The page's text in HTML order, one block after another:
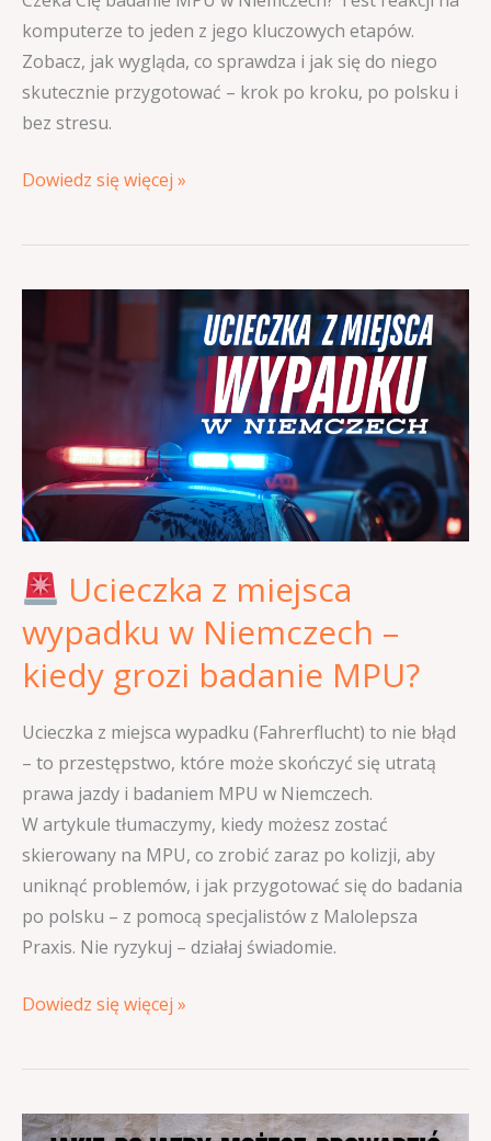
komputerze to jeden z jego kluczowych etapów.
Zobacz, jak wygląda, co sprawdza i jak się do niego
skutecznie przygotować – krok po kroku, po polsku i
bez stresu.
Dowiedz się więcej »
Ucieczka z miejsca
wypadku w Niemczech –
kiedy grozi badanie MPU?
Ucieczka z miejsca wypadku (Fahrerflucht) to nie błąd
– to przestępstwo, które może skończyć się utratą
prawa jazdy i badaniem MPU w Niemczech.
W artykule tłumaczymy, kiedy możesz zostać
skierowany na MPU, co zrobić zaraz po kolizji, aby
uniknąć problemów, i jak przygotować się do badania
po polsku – z pomocą specjalistów z Malolepsza
Praxis. Nie ryzykuj – działaj świadomie.
z
wypadku
Niemczech
–
kiedy
grozi
badanie
MPU?
Dowiedz się więcej »
Jakie